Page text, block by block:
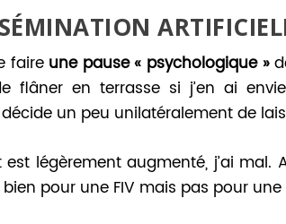
faire une pause « psychologique »
flâner en terrasse si j’en ai
décide un peu unilatéralement de
est légèrement augmenté, j’ai mal.
pour une FIV mais pas pour